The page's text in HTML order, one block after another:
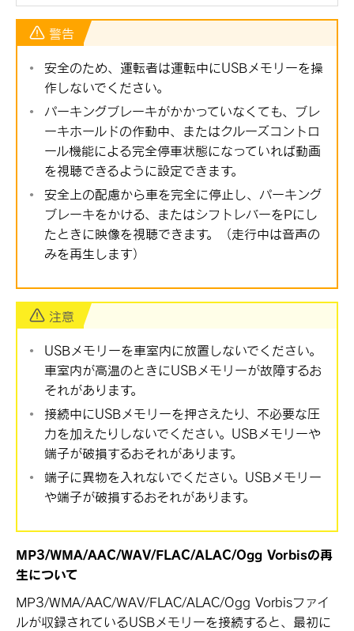
警告
安全のため、運転者は運転中にUSBメモリーを操
作しないでください。
パーキングブレーキがかかっていなくても、ブレ
ーキホールドの作動中、またはクルーズコントロ
ール機能による完全停車状態になっていれば動画
を視聴できるように設定できます。
安全上の配慮から車を完全に停止し、パーキング
ブレーキをかける、またはシフトレバーをPにし
たときに映像を視聴できます。（走行中は音声の
みを再生します）
注意
USBメモリーを車室内に放置しないでください。
車室内が高温のときにUSBメモリーが故障するお
それがあります。
接続中にUSBメモリーを押さえたり、不必要な圧
力を加えたりしないでください。USBメモリーや
端子が破損するおそれがあります。
端子に異物を入れないでください。USBメモリー
や端子が破損するおそれがあります。
MP3/WMA/AAC/WAV/FLAC/ALAC/Ogg Vorbisの再
生について
MP3/WMA/AAC/WAV/FLAC/ALAC/Ogg Vorbisファイ
ルが収録されているUSBメモリーを接続すると、最初に